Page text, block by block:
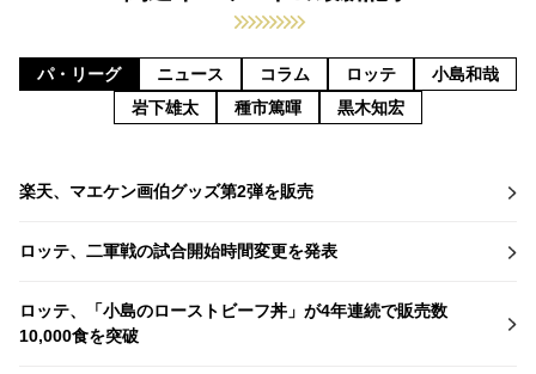
パ・リーグ ニュース コラム ロッテ
小島和哉
岩下雄太
種市篤暉 黒木知宏
楽天、マエケン画伯グッズ第2弾を販売
ロッテ、二軍戦の試合開始時間変更を発表
ロッテ、「小島のローストビーフ丼」が4年連続で販売数
10,000食を突破